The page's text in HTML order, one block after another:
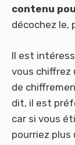
contenu
décochez le,
Il est
vous chiffrez
de
dit, il est
car si vous
pourriez plus